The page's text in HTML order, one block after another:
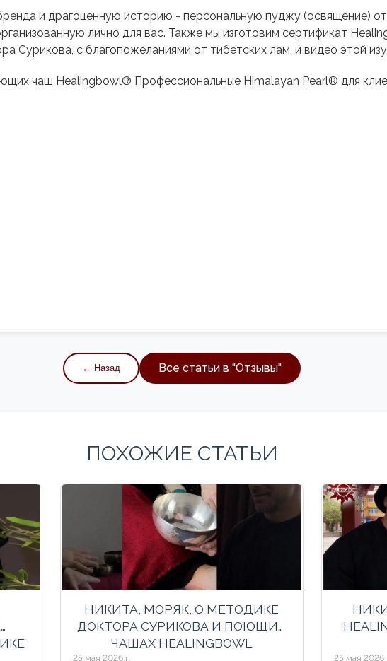
и драгоценную историю - персональную пуджу (освящение)
лично для вас. Также мы изготовим сертификат
Сурикова, с благопожеланиями от тибетских лам, и видео этой
чаш Healingbowl® Профессиональные Himalayan Pearl® для
← Назад Все статьи в "Отзывы"
ПОХОЖИЕ СТАТЬИ
НИКИТА, МОРЯК, О МЕТОДИКЕ
ДОКТОРА СУРИКОВА И ПОЮЩИХ
ЧАШАХ HEALINGBOWL
25 мая 2026 г. 25 мая 2026